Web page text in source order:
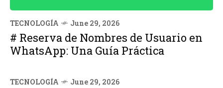
TECNOLOGÍA June 29, 2026
# Reserva de Nombres de Usuario en
WhatsApp: Una Guía Práctica
TECNOLOGÍA June 29, 2026